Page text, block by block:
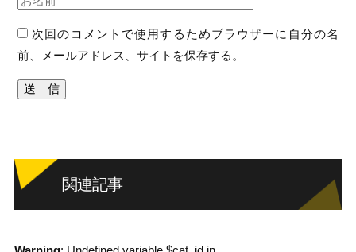
次回のコメントで使用するためブラウザーに自分の名
前、メールアドレス、サイトを保存する。
関連記事